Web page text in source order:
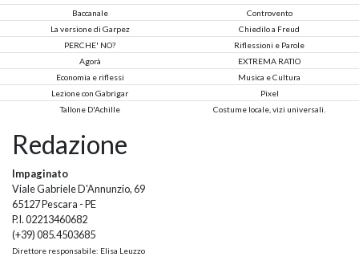
Baccanale
Controvento
La versione di Garpez
Chiedilo a Freud
PERCHE' NO?
Riflessioni e Parole
Agorà
EXTREMA RATIO
Economia e riflessi
Musica e Cultura
Lezione con Gabrigar
Pixel
Tallone D'Achille
Costume locale, vizi universali.
Redazione
Impaginato
Viale Gabriele D'Annunzio, 69
65127 Pescara - PE
P.I. 02213460682
(+39) 085.4503685
Direttore responsabile: Elisa Leuzzo